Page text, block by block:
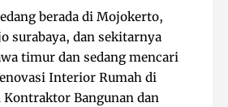
berada di Mojokerto,
surabaya, dan sekitarnya
timur dan sedang mencari
Interior Rumah di
Bangunan dan